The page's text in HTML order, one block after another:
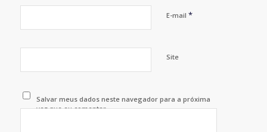
E-mail *
Site
Salvar meus dados neste navegador para a próxima
vez que eu comentar.